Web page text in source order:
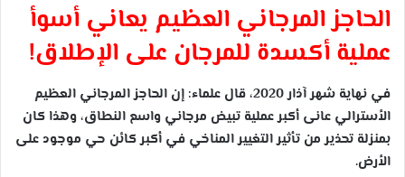
الحاجز المرجاني العظيم يعاني أسوأ
عملية أكسدة للمرجان على الإطلاق!
في نهاية شهر آذار 2020، قال علماء: إن الحاجز المرجاني العظيم
الأسترالي عانى أكبر عملية تبيض مرجاني واسع النطاق، وهذا كان
بمنزلة تحذير من تأثير التغيير المناخي في أكبر كائن حي موجود على
الأرض.